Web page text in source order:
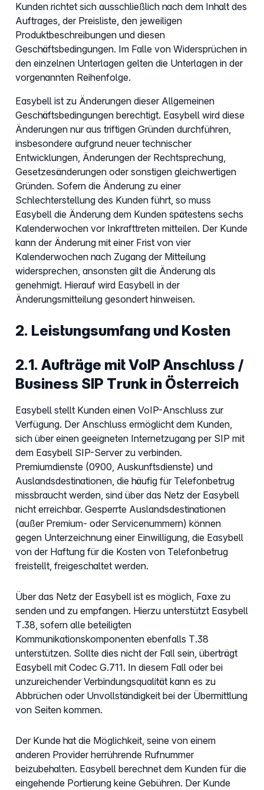
Kunden richtet sich ausschließlich nach dem Inhalt des
Auftrages, der Preisliste, den jeweiligen
Produktbeschreibungen und diesen
Geschäftsbedingungen. Im Falle von Widersprüchen in
den einzelnen Unterlagen gelten die Unterlagen in der
vorgenannten Reihenfolge.
Easybell ist zu Änderungen dieser Allgemeinen
Geschäftsbedingungen berechtigt. Easybell wird diese
Änderungen nur aus triftigen Gründen durchführen,
insbesondere aufgrund neuer technischer
Entwicklungen, Änderungen der Rechtsprechung,
Gesetzesänderungen oder sonstigen gleichwertigen
Gründen. Sofern die Änderung zu einer
Schlechterstellung des Kunden führt, so muss
Easybell die Änderung dem Kunden spätestens sechs
Kalenderwochen vor Inkrafttreten mitteilen. Der Kunde
kann der Änderung mit einer Frist von vier
Kalenderwochen nach Zugang der Mitteilung
widersprechen, ansonsten gilt die Änderung als
genehmigt. Hierauf wird Easybell in der
Änderungsmitteilung gesondert hinweisen.
2. Leistungsumfang und Kosten
2.1. Aufträge mit VoIP Anschluss /
Business SIP Trunk in Österreich
Easybell stellt Kunden einen VoIP-Anschluss zur
Verfügung. Der Anschluss ermöglicht dem Kunden,
sich über einen geeigneten Internetzugang per SIP mit
dem Easybell SIP-Server zu verbinden.
Premiumdienste (0900, Auskunftsdienste) und
Auslandsdestinationen, die häufig für Telefonbetrug
missbraucht werden, sind über das Netz der Easybell
nicht erreichbar. Gesperrte Auslandsdestinationen
(außer Premium- oder Servicenummern) können
gegen Unterzeichnung einer Einwilligung, die Easybell
von der Haftung für die Kosten von Telefonbetrug
freistellt, freigeschaltet werden.
Über das Netz der Easybell ist es möglich, Faxe zu
senden und zu empfangen. Hierzu unterstützt Easybell
T.38, sofern alle beteiligten
Kommunikationskomponenten ebenfalls T.38
unterstützen. Sollte dies nicht der Fall sein, überträgt
Easybell mit Codec G.711. In diesem Fall oder bei
unzureichender Verbindungsqualität kann es zu
Abbrüchen oder Unvollständigkeit bei der Übermittlung
von Seiten kommen.
Der Kunde hat die Möglichkeit, seine von einem
anderen Provider herrührende Rufnummer
beizubehalten. Easybell berechnet dem Kunden für die
eingehende Portierung keine Gebühren. Der Kunde